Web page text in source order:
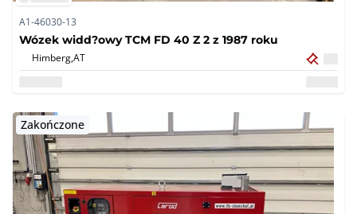
A1-46030-13
Wózek widd?owy TCM FD 40 Z 2 z 1987 roku
Himberg,AT
Zakończone